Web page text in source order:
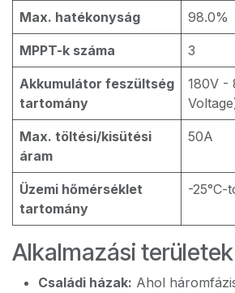
Max. hatékonyság 98.0%
MPPT-k száma 3
Akkumulátor feszültség
tartomány
180V -
Max. töltési/kisütési
áram
50A
Üzemi hőmérséklet
tartomány
-25°C-
Alkalmazási területek
Családi házak: Ahol